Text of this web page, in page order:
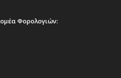
Φορολογιών: